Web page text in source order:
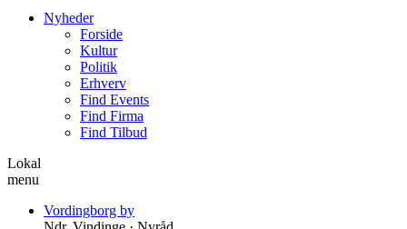
Nyheder
Forside
Kultur
Politik
Erhverv
Find Events
Find Firma
Find Tilbud
Lokal
menu
Vordingborg by